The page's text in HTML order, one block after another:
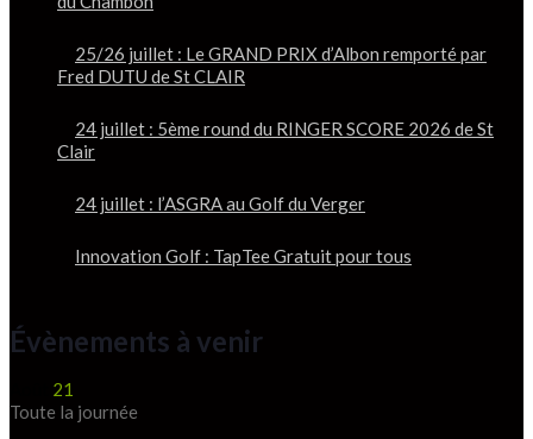
25/26 juillet : Le GRAND PRIX d’Albon remporté par
Fred DUTU de St CLAIR
24 juillet : 5ème round du RINGER SCORE 2026 de St
Clair
24 juillet : l’ASGRA au Golf du Verger
Innovation Golf : TapTee Gratuit pour tous
Évènements à venir
21
Toute la journée